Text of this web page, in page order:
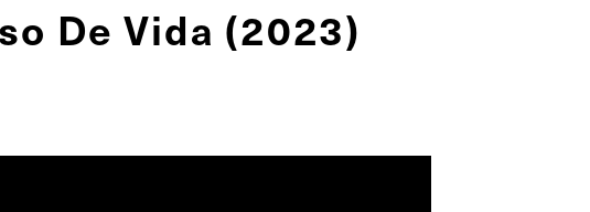
De Vida (2023)